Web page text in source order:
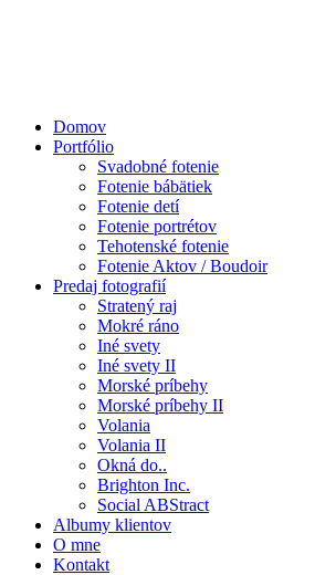
Domov
Portfólio
Svadobné fotenie
Fotenie bábätiek
Fotenie detí
Fotenie portrétov
Tehotenské fotenie
Fotenie Aktov / Boudoir
Predaj fotografií
Stratený raj
Mokré ráno
Iné svety
Iné svety II
Morské príbehy
Morské príbehy II
Volania
Volania II
Okná do..
Brighton Inc.
Social ABStract
Albumy klientov
O mne
Kontakt